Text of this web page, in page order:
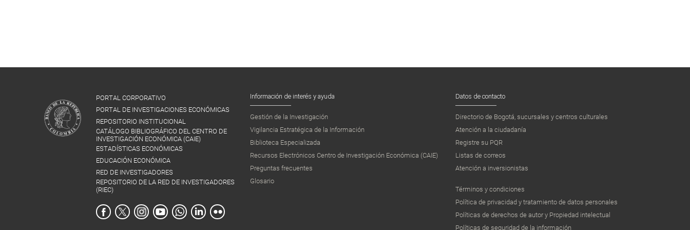
PORTAL CORPORATIVO
PORTAL DE INVESTIGACIONES ECONÓMICAS
REPOSITORIO INSTITUCIONAL
CATÁLOGO BIBLIOGRÁFICO DEL CENTRO DE
INVESTIGACIÓN ECONÓMICA (CAIE)
ESTADÍSTICAS ECONÓMICAS
EDUCACIÓN ECONÓMICA
RED DE INVESTIGADORES
REPOSITORIO DE LA RED DE INVESTIGADORES
(RIEC)
Información de interés y ayuda
Gestión de la Investigación
Vigilancia Estratégica de la Información
Biblioteca Especializada
Recursos Electrónicos Centro de Investigación Económica (CAIE)
Preguntas frecuentes
Glosario
Datos de contacto
Directorio de Bogotá, sucursales y centros culturales
Atención a la ciudadanía
Registre su PQR
Listas de correos
Atención a inversionistas
Términos y condiciones
Política de privacidad y tratamiento de datos personales
Políticas de derechos de autor y Propiedad intelectual
Políticas de seguridad de la información